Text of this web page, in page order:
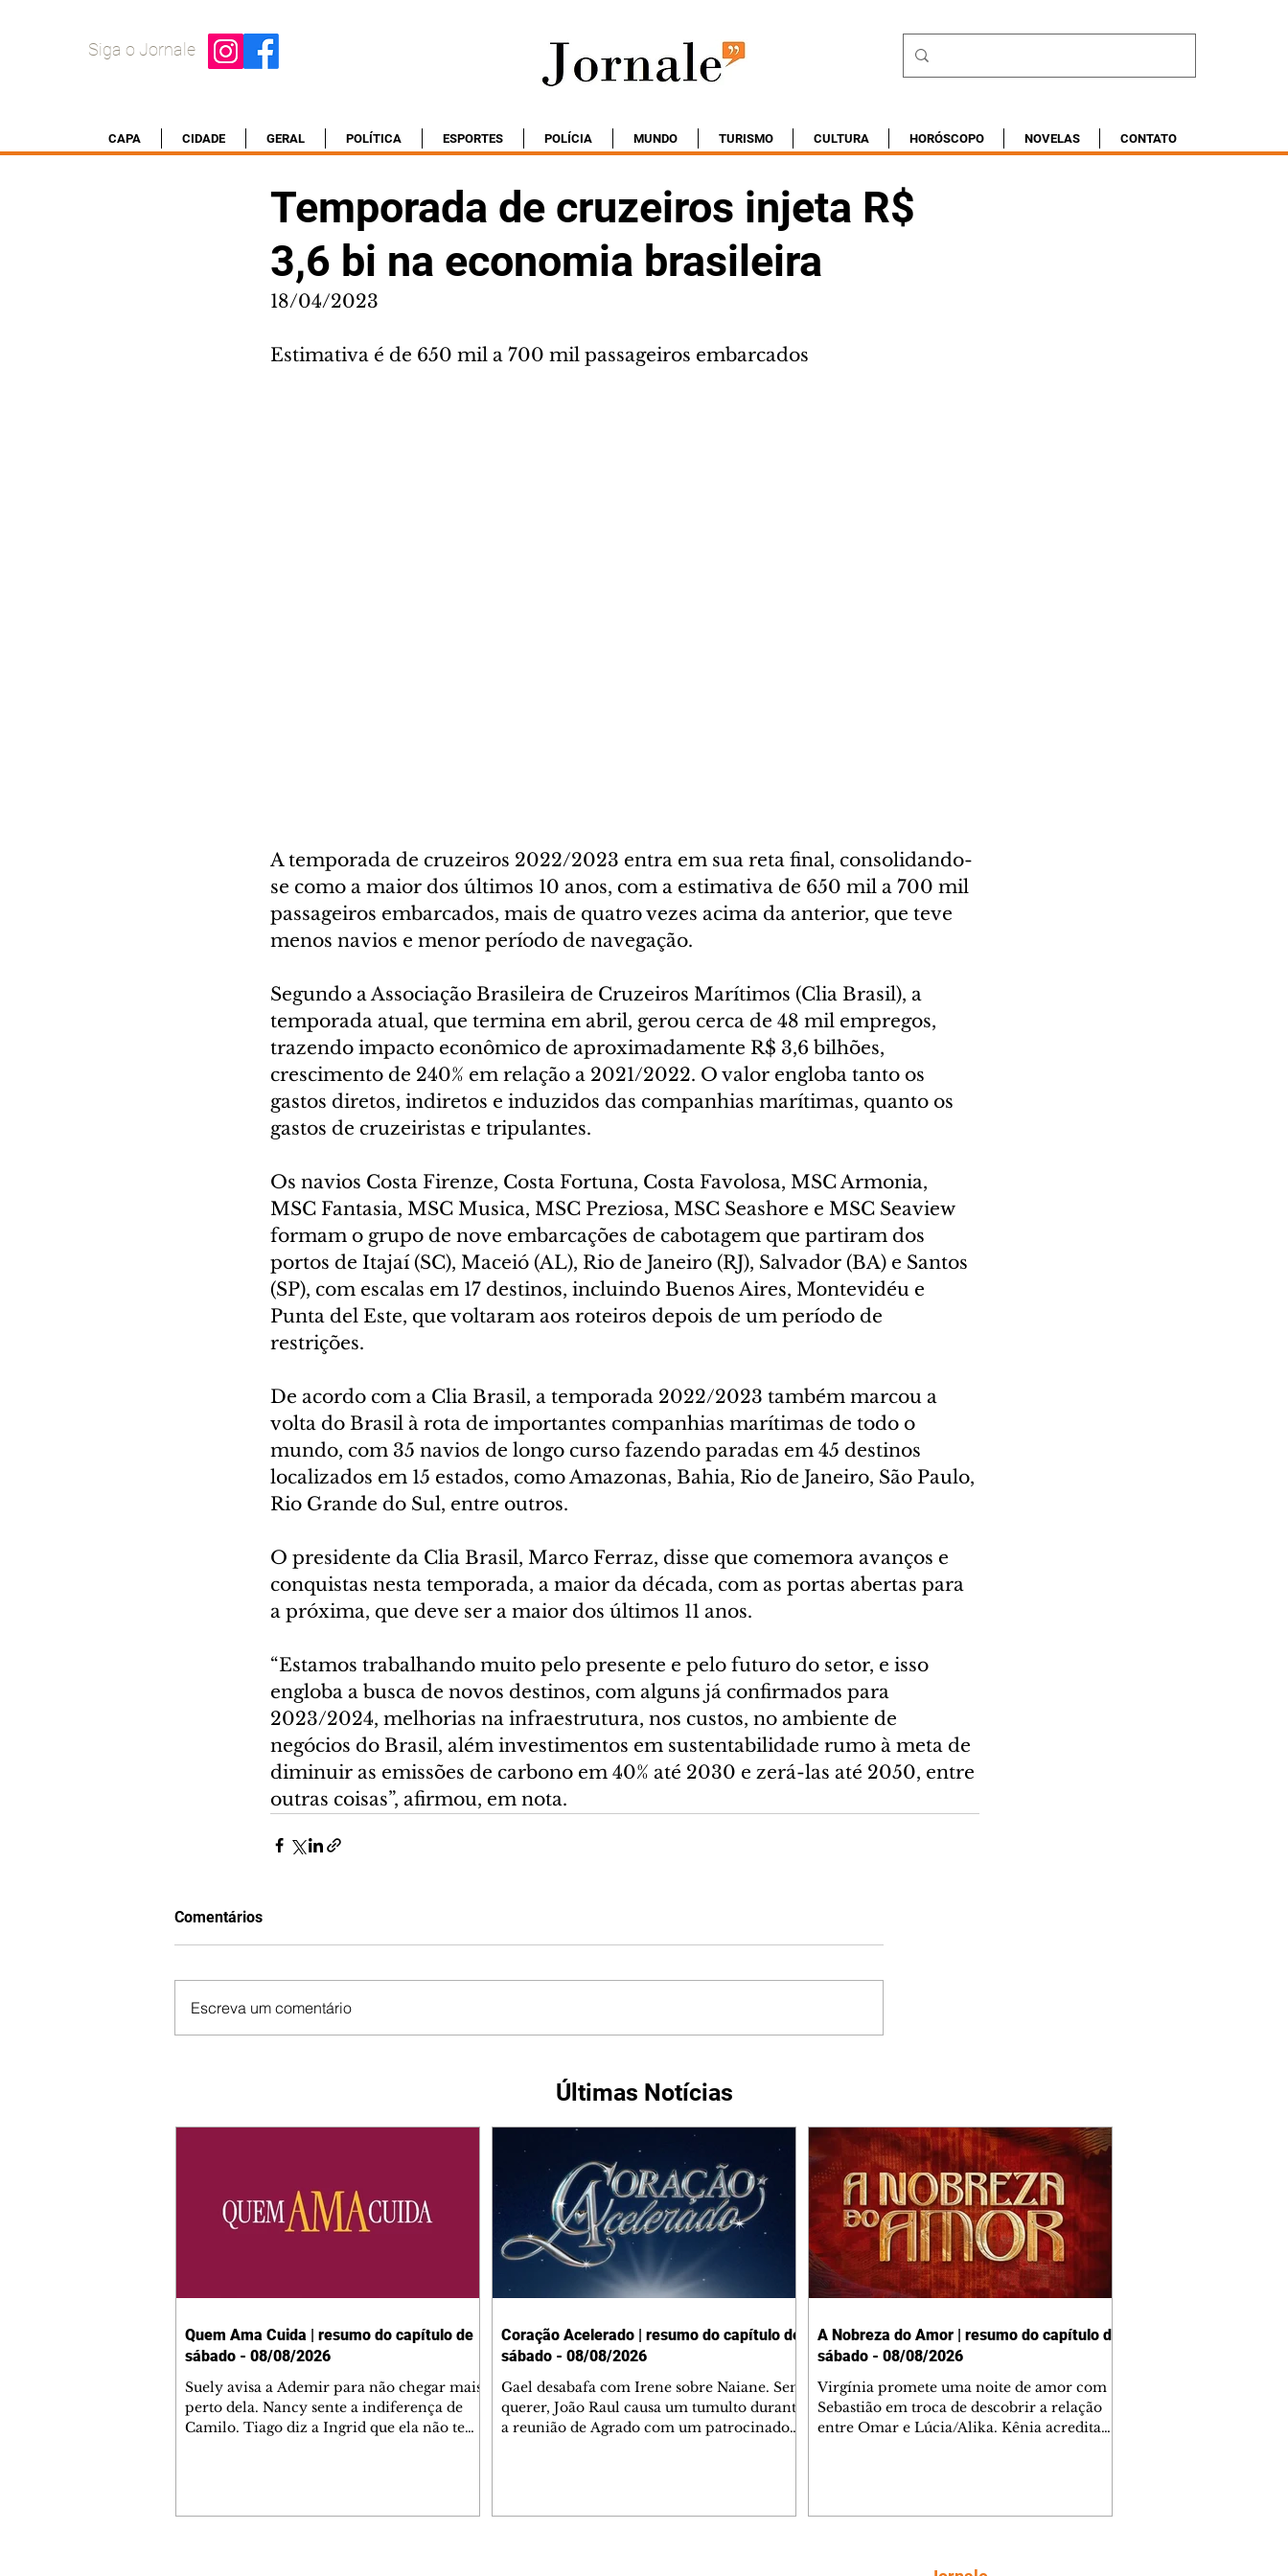
Siga o Jornale
CAPA CIDADE GERAL POLÍTICA ESPORTES POLÍCIA MUNDO TURISMO CULTURA HORÓSCOPO NOVELAS CONTATO
Temporada de cruzeiros injeta R$
3,6 bi na economia brasileira
18/04/2023
Estimativa é de 650 mil a 700 mil passageiros embarcados
A temporada de cruzeiros 2022/2023 entra em sua reta final, consolidando-
se como a maior dos últimos 10 anos, com a estimativa de 650 mil a 700 mil
passageiros embarcados, mais de quatro vezes acima da anterior, que teve
menos navios e menor período de navegação.
Segundo a Associação Brasileira de Cruzeiros Marítimos (Clia Brasil), a
temporada atual, que termina em abril, gerou cerca de 48 mil empregos,
trazendo impacto econômico de aproximadamente R$ 3,6 bilhões,
crescimento de 240% em relação a 2021/2022. O valor engloba tanto os
gastos diretos, indiretos e induzidos das companhias marítimas, quanto os
gastos de cruzeiristas e tripulantes.
Os navios Costa Firenze, Costa Fortuna, Costa Favolosa, MSC Armonia,
MSC Fantasia, MSC Musica, MSC Preziosa, MSC Seashore e MSC Seaview
formam o grupo de nove embarcações de cabotagem que partiram dos
portos de Itajaí (SC), Maceió (AL), Rio de Janeiro (RJ), Salvador (BA) e Santos
(SP), com escalas em 17 destinos, incluindo Buenos Aires, Montevidéu e
Punta del Este, que voltaram aos roteiros depois de um período de
restrições.
De acordo com a Clia Brasil, a temporada 2022/2023 também marcou a
volta do Brasil à rota de importantes companhias marítimas de todo o
mundo, com 35 navios de longo curso fazendo paradas em 45 destinos
localizados em 15 estados, como Amazonas, Bahia, Rio de Janeiro, São Paulo,
Rio Grande do Sul, entre outros.
O presidente da Clia Brasil, Marco Ferraz, disse que comemora avanços e
conquistas nesta temporada, a maior da década, com as portas abertas para
a próxima, que deve ser a maior dos últimos 11 anos.
“Estamos trabalhando muito pelo presente e pelo futuro do setor, e isso
engloba a busca de novos destinos, com alguns já confirmados para
2023/2024, melhorias na infraestrutura, nos custos, no ambiente de
negócios do Brasil, além investimentos em sustentabilidade rumo à meta de
diminuir as emissões de carbono em 40% até 2030 e zerá-las até 2050, entre
outras coisas”, afirmou, em nota.
Comentários
Escreva um comentário
Últimas Notícias
Quem Ama Cuida | resumo do capítulo de
sábado - 08/08/2026
Suely avisa a Ademir para não chegar mais
perto dela. Nancy sente a indiferença de
Camilo. Tiago diz a Ingrid que ela não tem
Coração Acelerado | resumo do capítulo de
sábado - 08/08/2026
Gael desabafa com Irene sobre Naiane. Sem
querer, João Raul causa um tumulto durante
a reunião de Agrado com um patrocinador.
A Nobreza do Amor | resumo do capítulo de
sábado - 08/08/2026
Virgínia promete uma noite de amor com
Sebastião em troca de descobrir a relação
entre Omar e Lúcia/Alika. Kênia acredita
comentam sobre a possível jazida de